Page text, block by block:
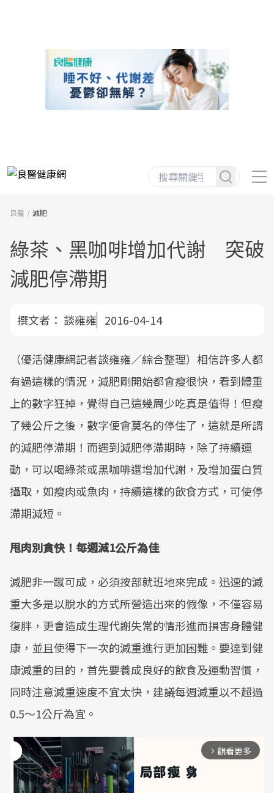
良醫 減肥
綠茶、黑咖啡增加代謝 突破
減肥停滯期
撰文者： 談雍雍 2016-04-14
（優活健康網記者談雍雍／綜合整理）相信許多人都
有過這樣的情況，減肥剛開始都會瘦很快，看到體重
上的數字狂掉，覺得自己這幾周少吃真是值得！但瘦
了幾公斤之後，數字便會莫名的停住了，這就是所謂
的減肥停滯期！而遇到減肥停滯期時，除了持續運
動，可以喝綠茶或黑咖啡還增加代謝，及增加蛋白質
攝取，如瘦肉或魚肉，持續這樣的飲食方式，可使停
滯期減短。
甩肉別貪快！每週減1公斤為佳
減肥非一蹴可成，必須按部就班地來完成。迅速的減
重大多是以脫水的方式所營造出來的假像，不僅容易
復胖，更會造成生理代謝失常的情形進而損害身體健
康，並且使得下一次的減重進行更加困難。要達到健
康減重的目的，首先要養成良好的飲食及運動習慣，
同時注意減重速度不宜太快，建議每週減重以不超過
0.5～1公斤為宜。
arrow_forward_ios 觀看更多